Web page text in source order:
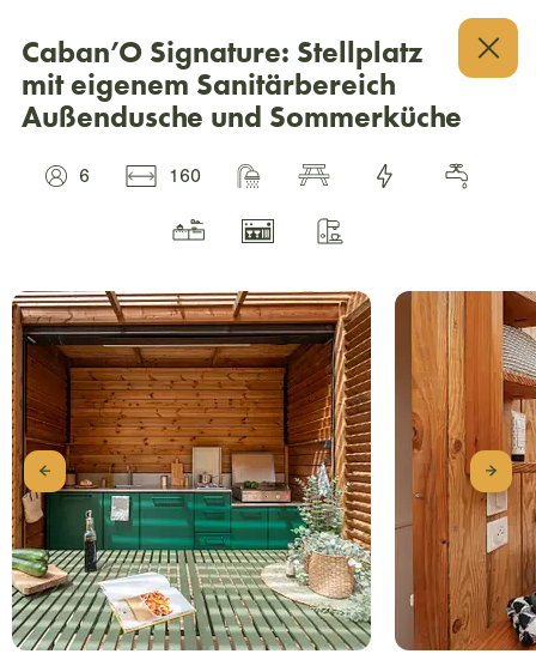
Caban’O Signature: Stellplatz
mit eigenem Sanitärbereich
Außendusche und Sommerküche
6 160